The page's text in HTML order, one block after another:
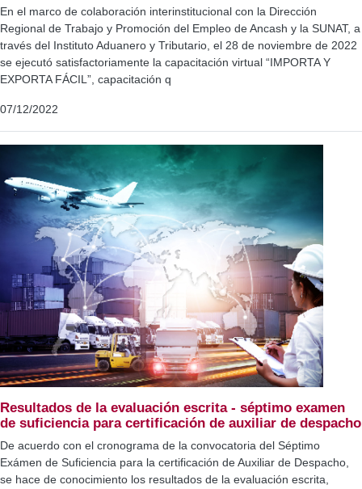
En el marco de colaboración interinstitucional con la Dirección
Regional de Trabajo y Promoción del Empleo de Ancash y la SUNAT, a
través del Instituto Aduanero y Tributario, el 28 de noviembre de 2022
se ejecutó satisfactoriamente la capacitación virtual “IMPORTA Y
EXPORTA FÁCIL”, capacitación q
07/12/2022
Resultados de la evaluación escrita - séptimo examen
de suficiencia para certificación de auxiliar de despacho
De acuerdo con el cronograma de la convocatoria del Séptimo
Exámen de Suficiencia para la certificación de Auxiliar de Despacho,
se hace de conocimiento los resultados de la evaluación escrita,